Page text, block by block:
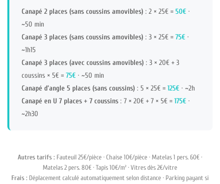
Canapé 2 places (sans coussins amovibles) : 2 × 25€ = 50€ ·
~50 min
Canapé 3 places (sans coussins amovibles) : 3 × 25€ = 75€ ·
~1h15
Canapé 3 places (avec coussins amovibles) : 3 × 20€ + 3
coussins × 5€ = 75€ · ~50 min
Canapé d’angle 5 places (sans coussins) : 5 × 25€ = 125€ · ~2h
Canapé en U 7 places + 7 coussins : 7 × 20€ + 7 × 5€ = 175€ ·
~2h30
Autres tarifs : Fauteuil 25€/pièce · Chaise 10€/pièce · Matelas 1 pers. 60€ ·
Matelas 2 pers. 80€ · Tapis 10€/m² · Vitres dès 2€/vitre
Frais : Déplacement calculé automatiquement selon distance · Parking payant si